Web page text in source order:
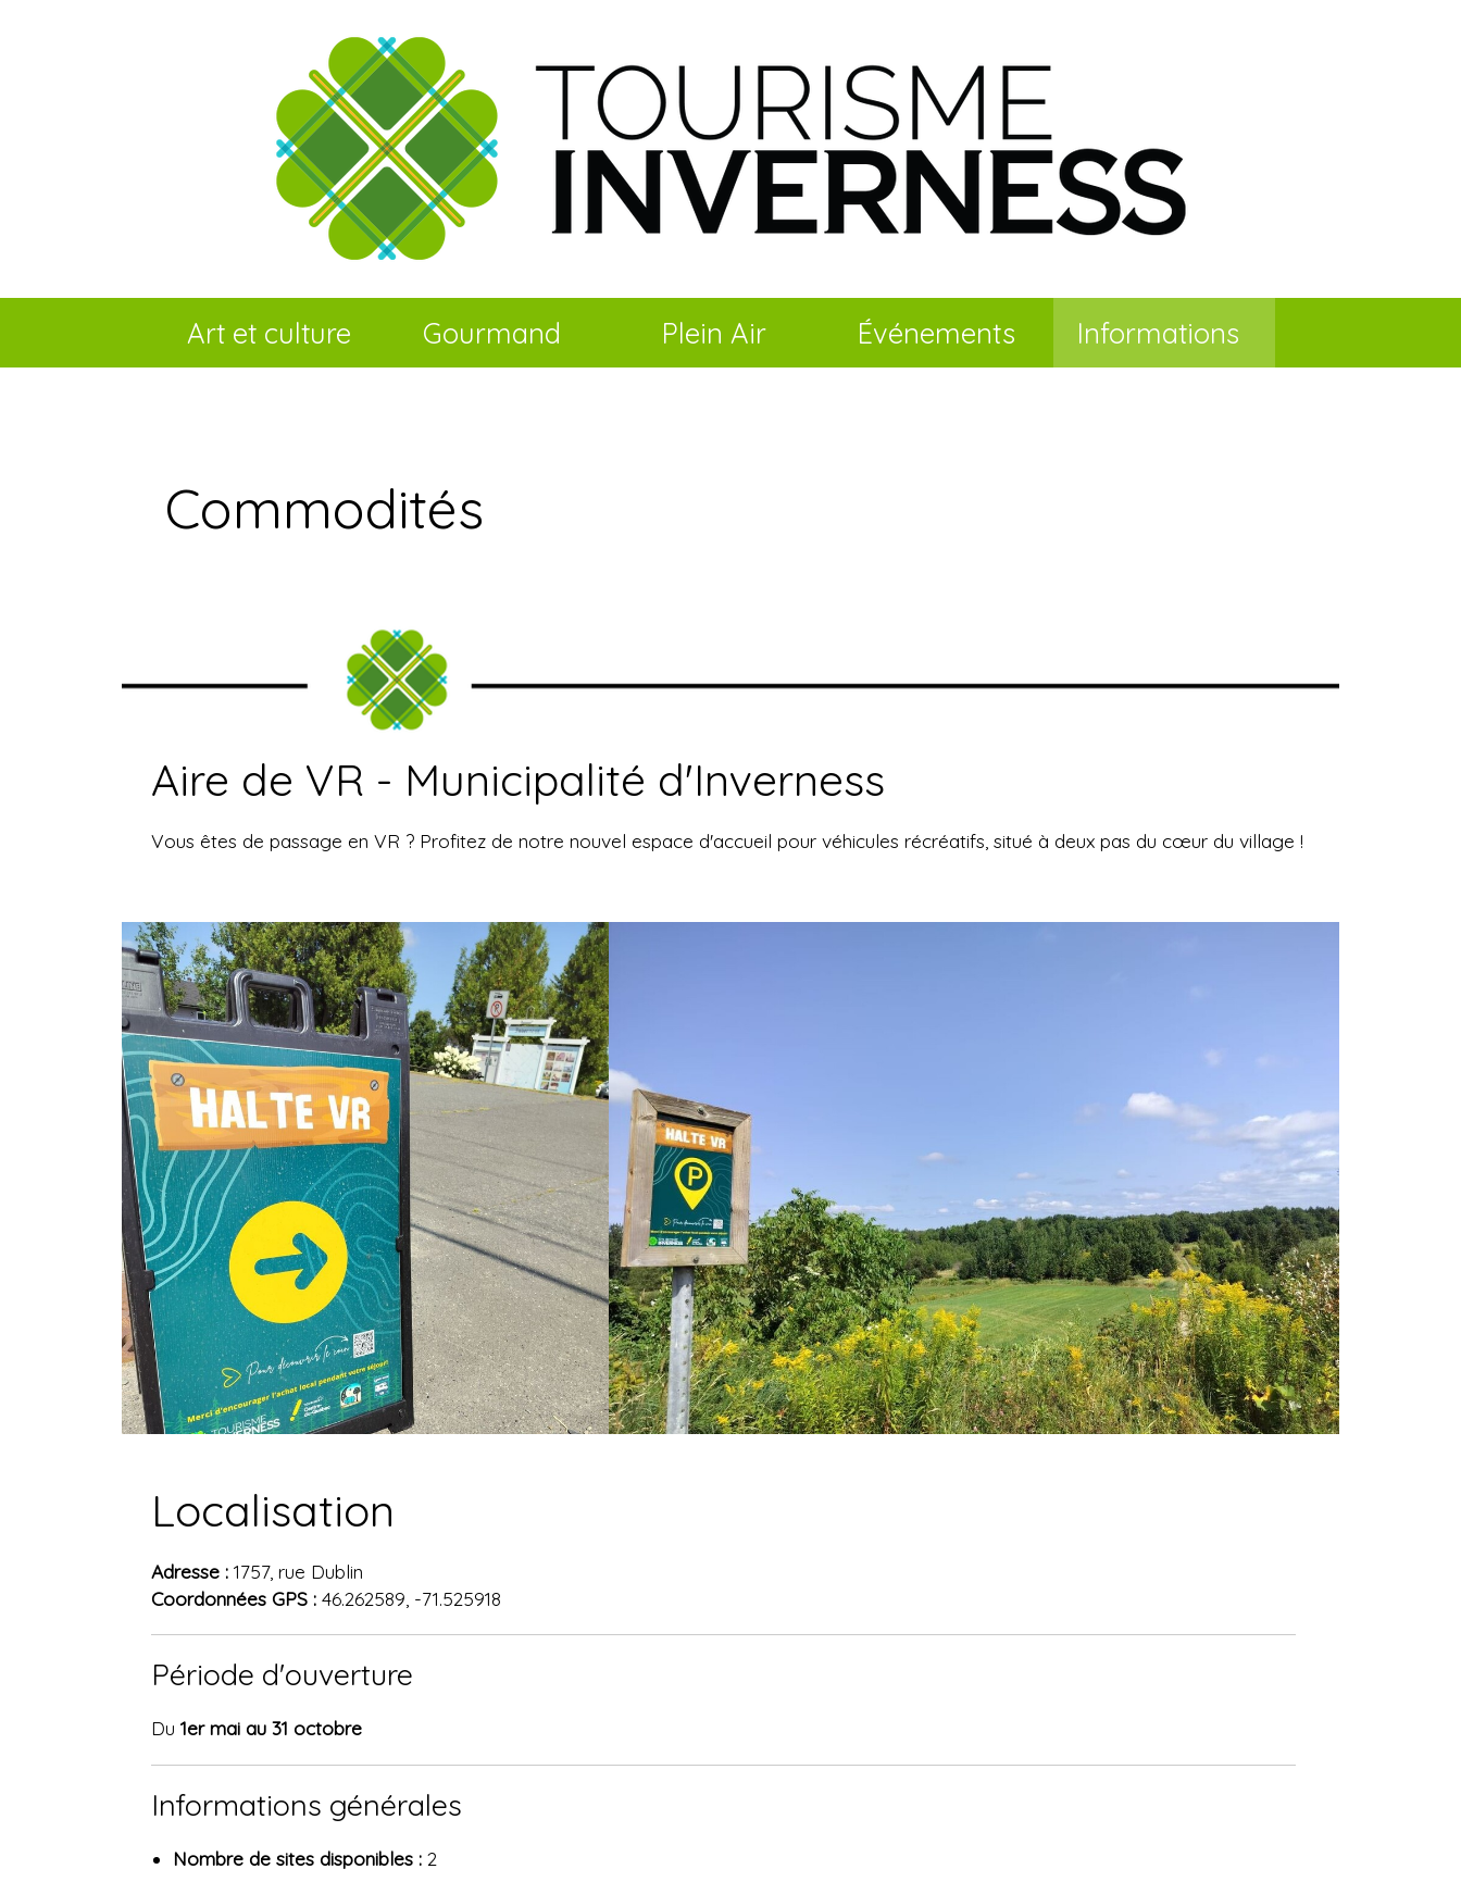
Art et culture Gourmand Plein Air Événements Informations
Commodités
Aire de VR - Municipalité d'Inverness
Vous êtes de passage en VR ? Profitez de notre nouvel espace d'accueil pour véhicules récréatifs, situé à deux pas du cœur du village !
Localisation
Adresse :1757, rue Dublin
Coordonnées GPS :46.262589, -71.525918
Période d'ouverture
Du 1er mai au 31 octobre
Informations générales
Nombre de sites disponibles :2